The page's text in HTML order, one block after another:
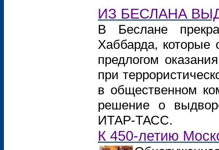
ИЗ БЕСЛАНА
В Беслане
Хаббарда, которые
предлогом
при
в общественном
решение о
ИТАР-ТАСС.
К 450-летию